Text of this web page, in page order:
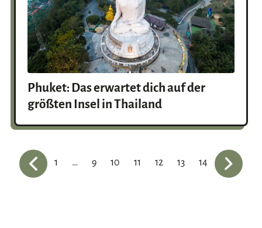
Phuket: Das erwartet dich auf der
größten Insel in Thailand
1 … 9 10 11 12 13 14